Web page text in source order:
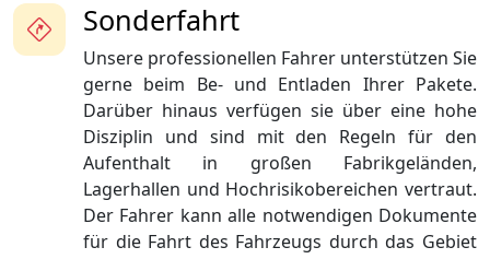
Sonderfahrt
Unsere professionellen Fahrer unterstützen Sie
gerne beim Be- und Entladen Ihrer Pakete.
Darüber hinaus verfügen sie über eine hohe
Disziplin und sind mit den Regeln für den
Aufenthalt in großen Fabrikgeländen,
Lagerhallen und Hochrisikobereichen vertraut.
Der Fahrer kann alle notwendigen Dokumente
für die Fahrt des Fahrzeugs durch das Gebiet